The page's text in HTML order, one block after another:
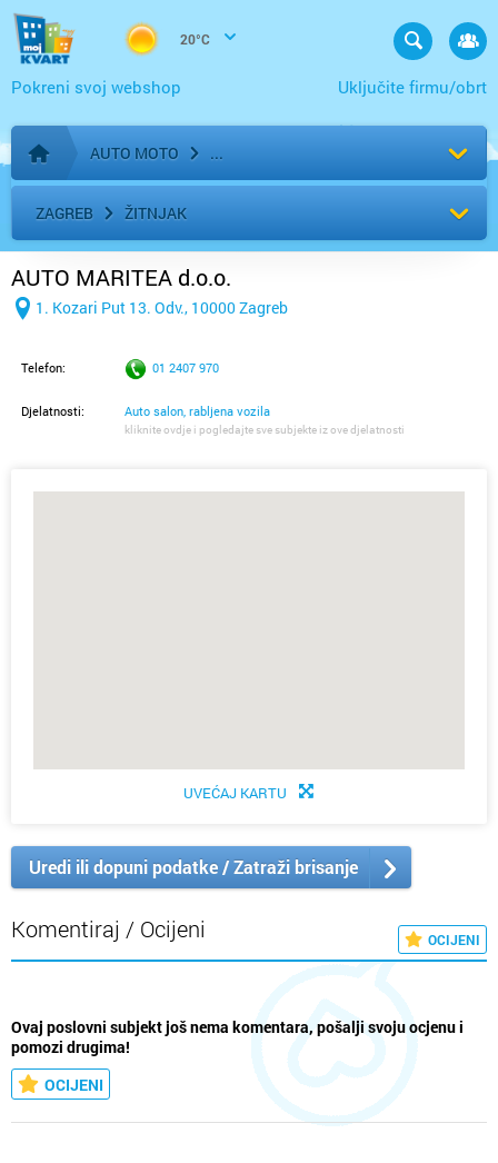
20°C
Uključite firmu/obrt
Pokreni svoj webshop
Početna stranica
AUTO MOTO
ZAGREB ŽITNJAK
AUTO MARITEA d.o.o.
1. Kozari Put 13. Odv., 10000 Zagreb
Telefon: 01 2407 970
Djelatnosti: Auto salon, rabljena vozila
kliknite ovdje i pogledajte sve subjekte iz ove djelatnosti
UVEĆAJ KARTU
Uredi ili dopuni podatke / Zatraži brisanje
Komentiraj / Ocijeni OCIJENI
Ovaj poslovni subjekt još nema komentara, pošalji svoju ocjenu i
pomozi drugima!
OCIJENI